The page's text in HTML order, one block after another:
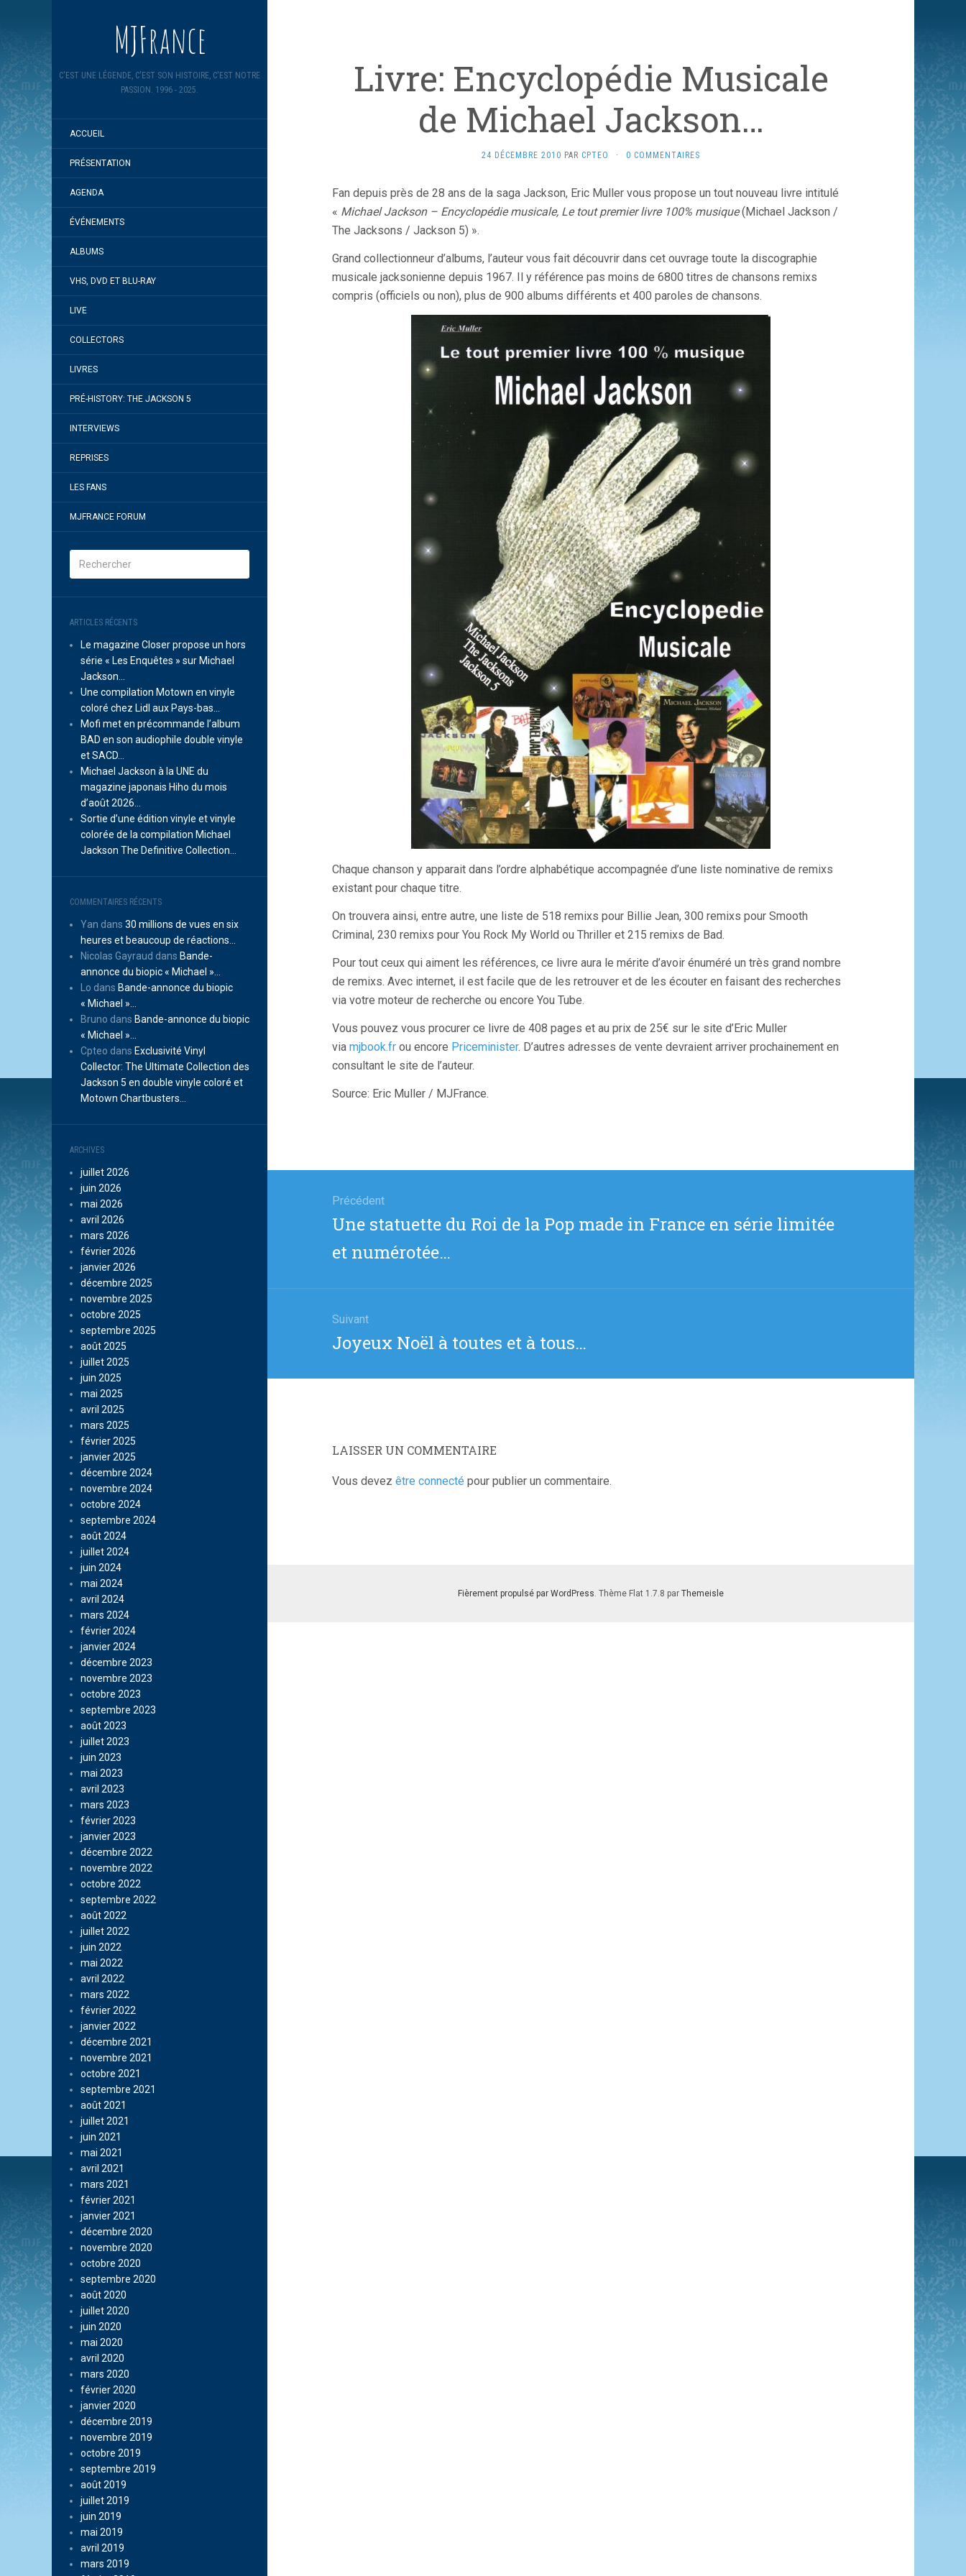
MJFrance
C'EST UNE LÉGENDE, C'EST SON HISTOIRE, C'EST NOTRE
PASSION. 1996 - 2025.
ACCUEIL
PRÉSENTATION
AGENDA
ÉVÉNEMENTS
ALBUMS
VHS, DVD ET BLU-RAY
LIVE
COLLECTORS
LIVRES
PRÉ-HISTORY: THE JACKSON 5
INTERVIEWS
REPRISES
LES FANS
MJFRANCE FORUM
ARTICLES RÉCENTS
Le magazine Closer propose un hors
série « Les Enquêtes » sur Michael
Jackson…
Une compilation Motown en vinyle
coloré chez Lidl aux Pays-bas…
Mofi met en précommande l’album
BAD en son audiophile double vinyle
et SACD…
Michael Jackson à la UNE du
magazine japonais Hiho du mois
d’août 2026…
Sortie d’une édition vinyle et vinyle
colorée de la compilation Michael
Jackson The Definitive Collection…
COMMENTAIRES RÉCENTS
Yan dans 30 millions de vues en six
heures et beaucoup de réactions…
Nicolas Gayraud dans Bande-
annonce du biopic « Michael »…
Lo dans Bande-annonce du biopic
« Michael »…
Bruno dans Bande-annonce du biopic
« Michael »…
Cpteo dans Exclusivité Vinyl
Collector: The Ultimate Collection des
Jackson 5 en double vinyle coloré et
Motown Chartbusters…
ARCHIVES
juillet 2026
juin 2026
mai 2026
avril 2026
mars 2026
février 2026
janvier 2026
décembre 2025
novembre 2025
octobre 2025
septembre 2025
août 2025
juillet 2025
juin 2025
mai 2025
avril 2025
mars 2025
février 2025
janvier 2025
décembre 2024
novembre 2024
octobre 2024
septembre 2024
août 2024
juillet 2024
juin 2024
mai 2024
avril 2024
mars 2024
février 2024
janvier 2024
décembre 2023
novembre 2023
octobre 2023
septembre 2023
août 2023
juillet 2023
juin 2023
mai 2023
avril 2023
mars 2023
février 2023
janvier 2023
décembre 2022
novembre 2022
octobre 2022
septembre 2022
août 2022
juillet 2022
juin 2022
mai 2022
avril 2022
mars 2022
février 2022
janvier 2022
décembre 2021
novembre 2021
octobre 2021
septembre 2021
août 2021
juillet 2021
juin 2021
mai 2021
avril 2021
mars 2021
février 2021
janvier 2021
décembre 2020
novembre 2020
octobre 2020
septembre 2020
août 2020
juillet 2020
juin 2020
mai 2020
avril 2020
mars 2020
février 2020
janvier 2020
décembre 2019
novembre 2019
octobre 2019
septembre 2019
août 2019
juillet 2019
juin 2019
mai 2019
avril 2019
mars 2019
Livre: Encyclopédie Musicale
de Michael Jackson…
24 DÉCEMBRE 2010 PAR CPTEO · 0 COMMENTAIRES
Fan depuis près de 28 ans de la saga Jackson, Eric Muller vous propose un tout nouveau livre intitulé
« Michael Jackson – Encyclopédie musicale, Le tout premier livre 100% musique(Michael Jackson /
The Jacksons / Jackson 5) ».
Grand collectionneur d’albums, l’auteur vous fait découvrir dans cet ouvrage toute la discographie
musicale jacksonienne depuis 1967. Il y référence pas moins de 6800 titres de chansons remixs
compris (officiels ou non), plus de 900 albums différents et 400 paroles de chansons.
Chaque chanson y apparait dans l’ordre alphabétique accompagnée d’une liste nominative de remixs
existant pour chaque titre.
On trouvera ainsi, entre autre, une liste de 518 remixs pour Billie Jean, 300 remixs pour Smooth
Criminal, 230 remixs pour You Rock My World ou Thriller et 215 remixs de Bad.
Pour tout ceux qui aiment les références, ce livre aura le mérite d’avoir énuméré un très grand nombre
de remixs. Avec internet, il est facile que de les retrouver et de les écouter en faisant des recherches
via votre moteur de recherche ou encore You Tube.
Vous pouvez vous procurer ce livre de 408 pages et au prix de 25€ sur le site d’Eric Muller
via mjbook.fr ou encore Priceminister. D’autres adresses de vente devraient arriver prochainement en
consultant le site de l’auteur.
Source: Eric Muller / MJFrance.
l’article
Précédent
Article
:
Une statuette du Roi de la Pop made in France en série limitée
et numérotée…
Suivant
Article
suivant
Joyeux Noël à toutes et à tous…
LAISSER UN COMMENTAIRE
Vous devez être connecté pour publier un commentaire.
Fièrement propulsé par WordPress. Thème Flat 1.7.8 par Themeisle